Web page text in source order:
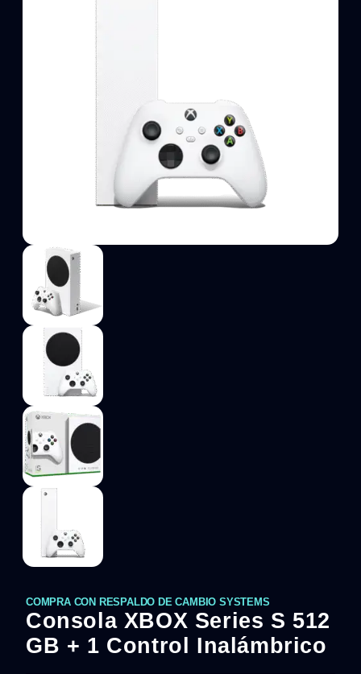
COMPRA CON RESPALDO DE CAMBIO SYSTEMS
Consola XBOX Series S 512
GB + 1 Control Inalámbrico